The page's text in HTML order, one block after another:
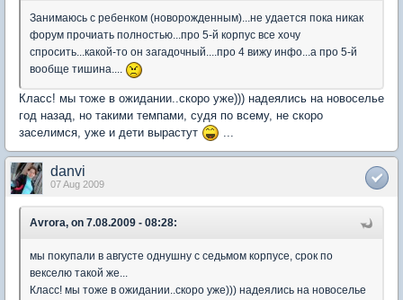
Занимаюсь с ребенком (новорожденным)...не удается пока никак
форум прочиать полностью...про 5-й корпус все хочу
спросить...какой-то он загадочный....про 4 вижу инфо...а про 5-й
вообще тишина....
Класс! мы тоже в ожидании..скоро уже))) надеялись на новоселье
год назад, но такими темпами, судя по всему, не скоро
заселимся, уже и дети вырастут
danvi
07 Aug 2009
Avrora, on 7.08.2009 - 08:28:
мы покупали в августе однушну с седьмом корпусе, срок по
векселю такой же...
Класс! мы тоже в ожидании..скоро уже))) надеялись на новоселье